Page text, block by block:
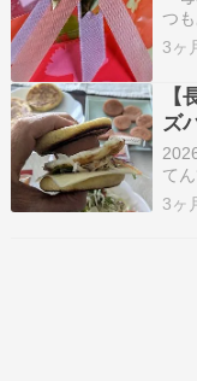
つ
蝶
な
3ヶ
ズ
ズ
て
ま
ま
3ヶ